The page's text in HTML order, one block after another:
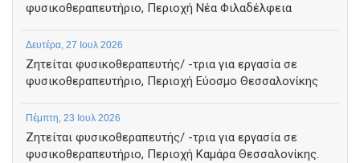
φυσικοθεραπευτήριο, Περιοχή Νέα Φιλαδέλφεια
Δευτέρα, 27 Ιουλ 2026
Ζητείται φυσικοθεραπευτής/ -τρια για εργασία σε
φυσικοθεραπευτήριο, Περιοχή Εύοσμο Θεσσαλονίκης
Πέμπτη, 23 Ιουλ 2026
Ζητείται φυσικοθεραπευτής/ -τρια για εργασία σε
φυσικοθεραπευτήριο, Περιοχή Καμάρα Θεσσαλονίκης.